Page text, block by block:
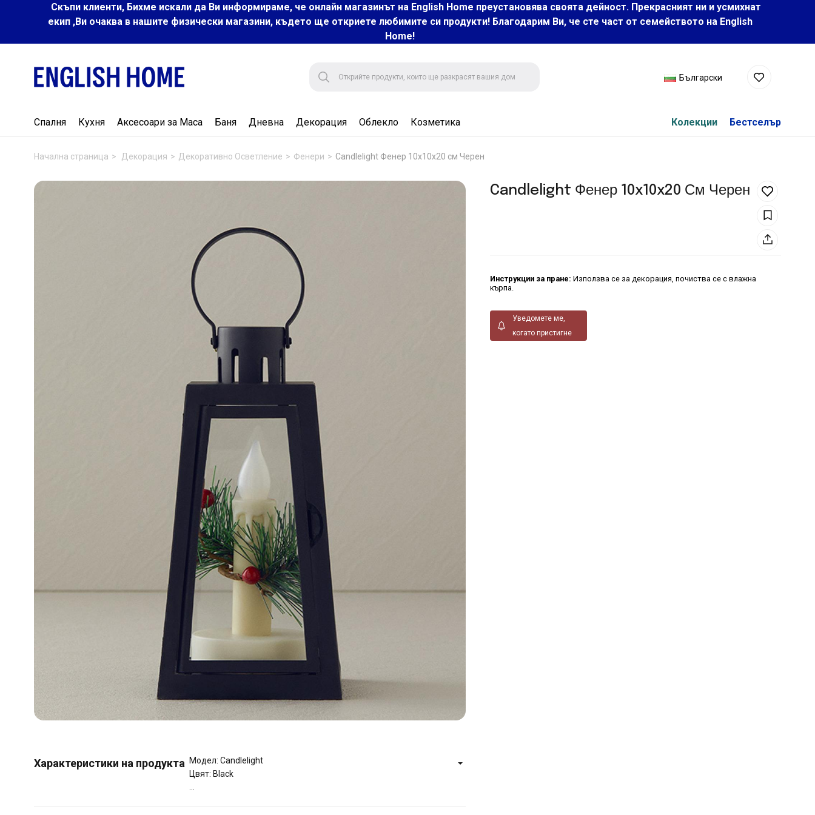
Скъпи клиенти, Бихме искали да Ви информираме, че онлайн магазинът на English Home преустановява своята дейност. Прекрасният ни и усмихнат
екип ,Ви очаква в нашите физически магазини, където ще откриете любимите си продукти! Благодарим Ви, че сте част от семейството на Еnglish
Home!
Български
Спалня Кухня Аксесоари за Маса Баня Дневна Декорация Облекло Козметика Колекции Бестселър
Начална страница Декорация Декоративно Осветление Фенери Candlelight Фенер 10x10x20 см Черен
Характеристики на продукта
Модел: Candlelight
Цвят: Black
Candlelight Фенер 10x10x20 См Черен
Инструкции за пране: Използва се за декорация, почиства се с влажна
кърпа.
Уведомете ме,
когато пристигне